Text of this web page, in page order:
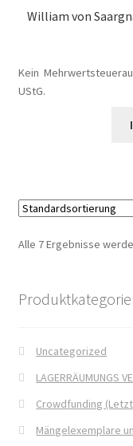
Lulea und die
Manuskripte
Rückkehr in das Tal
Spiel mit mir
Syker Phantastik Tage
Umweg ins Glück
William von
Kein
UStG.
Alle 7 Ergebnisse
Uncategorized
LAGERRÄUMUNGS
Crowdfunding
Mängelexemplare